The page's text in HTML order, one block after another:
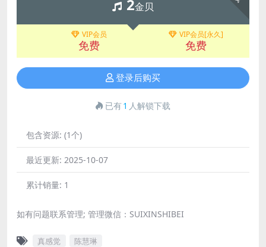
2金贝
VIP会员
免费
VIP会员[永久]
免费
登录后购买
已有1 人解锁下载
包含资源: (1个)
最近更新: 2025-10-07
累计销量: 1
如有问题联系管理; 管理微信：SUIXINSHIBEI
真感觉 陈慧琳